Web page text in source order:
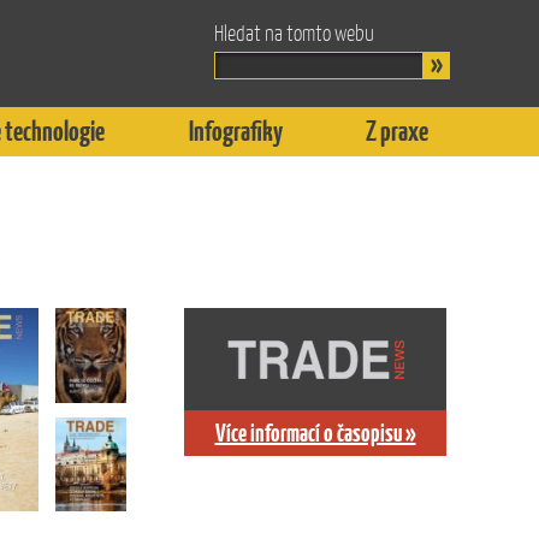
Hledat na tomto webu
technologie Infografiky Z praxe
Více informací o časopisu »